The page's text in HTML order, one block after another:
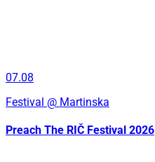
07.08
Festival @ Martinska
Preach The RIČ Festival 2026